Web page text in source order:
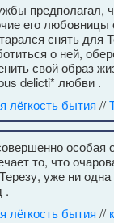
его
снять для
о ней,
свой образ
delicti* любви .
лёгкость бытия //
то, что
уже ни
.
лёгкость бытия //